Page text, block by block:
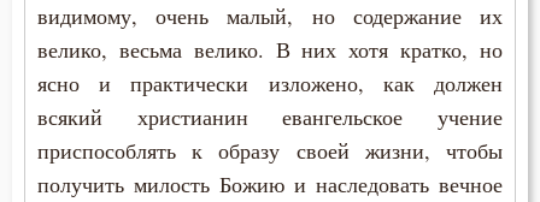
видимому, очень малый, но содержание их
велико, весьма велико. В них хотя кратко, но
ясно и практически изложено, как должен
всякий христианин евангельское учение
приспособлять к образу своей жизни, чтобы
получить милость Божию и наследовать вечное